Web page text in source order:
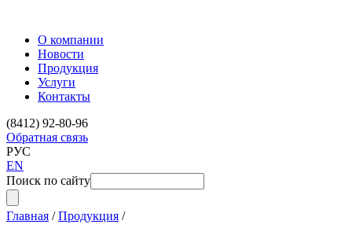
О компании
Новости
Продукция
Услуги
Контакты
(8412) 92-80-96
Обратная связь
РУС
EN
Поиск по сайту
Главная /Продукция /